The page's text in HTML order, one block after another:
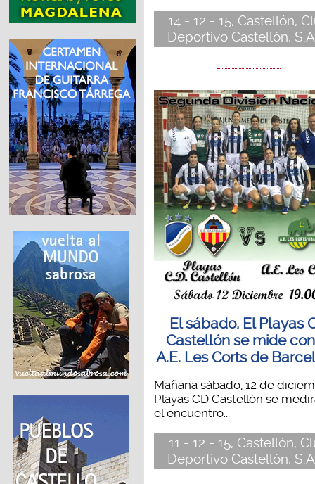
14 - 12 - 15, Castellón,
Deportivo Castellón,
El sábado, El Playas
Castellón se mide
A.E. Les Corts de
Mañana sábado, 12 de
Playas CD Castellón se
el encuentro...
11 - 12 - 15, Castellón,
Deportivo Castellón,